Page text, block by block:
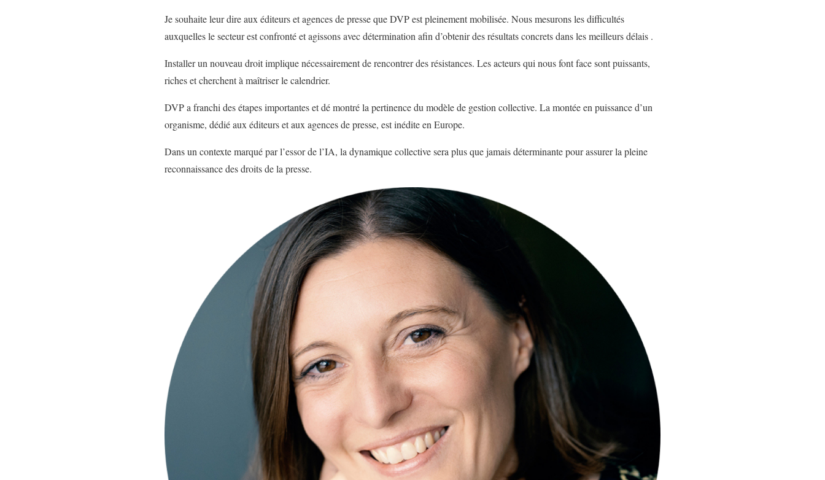
Je souhaite leur dire aux éditeurs et agences de presse que DVP est pleinement mobilisée. Nous mesurons les difficultés
auxquelles le secteur est confronté et agissons avec détermination afin d’obtenir des résultats concrets dans les meilleurs délais .
Installer un nouveau droit implique nécessairement de rencontrer des résistances. Les acteurs qui nous font face sont puissants,
riches et cherchent à maîtriser le calendrier.
DVP a franchi des étapes importantes et dé montré la pertinence du modèle de gestion collective. La montée en puissance d’un
organisme, dédié aux éditeurs et aux agences de presse, est inédite en Europe.
Dans un contexte marqué par l’essor de l’IA, la dynamique collective sera plus que jamais déterminante pour assurer la pleine
reconnaissance des droits de la presse.